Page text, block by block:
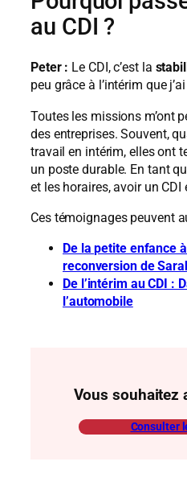
au CDI ?
Peter : Le CDI, c’est la
peu grâce à l’intérim que
Toutes les missions m’ont
des entreprises. Souvent,
travail en intérim, elles ont
un poste durable. En tant
et les horaires, avoir un
Ces témoignages peuvent
De la petite enfance
reconversion de
De l’intérim au CDI :
l’automobile
Vous souhaitez
Consulter